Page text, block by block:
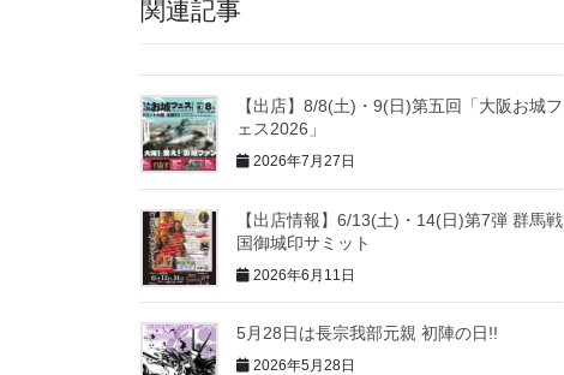
関連記事
【出店】8/8(土)・9(日)第五回「大阪お城フ
ェス2026」
2026年7月27日
【出店情報】6/13(土)・14(日)第7弾 群馬戦
国御城印サミット
2026年6月11日
5月28日は長宗我部元親 初陣の日!!
2026年5月28日